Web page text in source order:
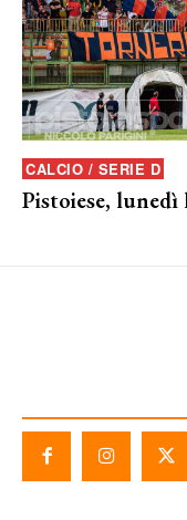
CALCIO / SERIE D
Pistoiese, lunedì